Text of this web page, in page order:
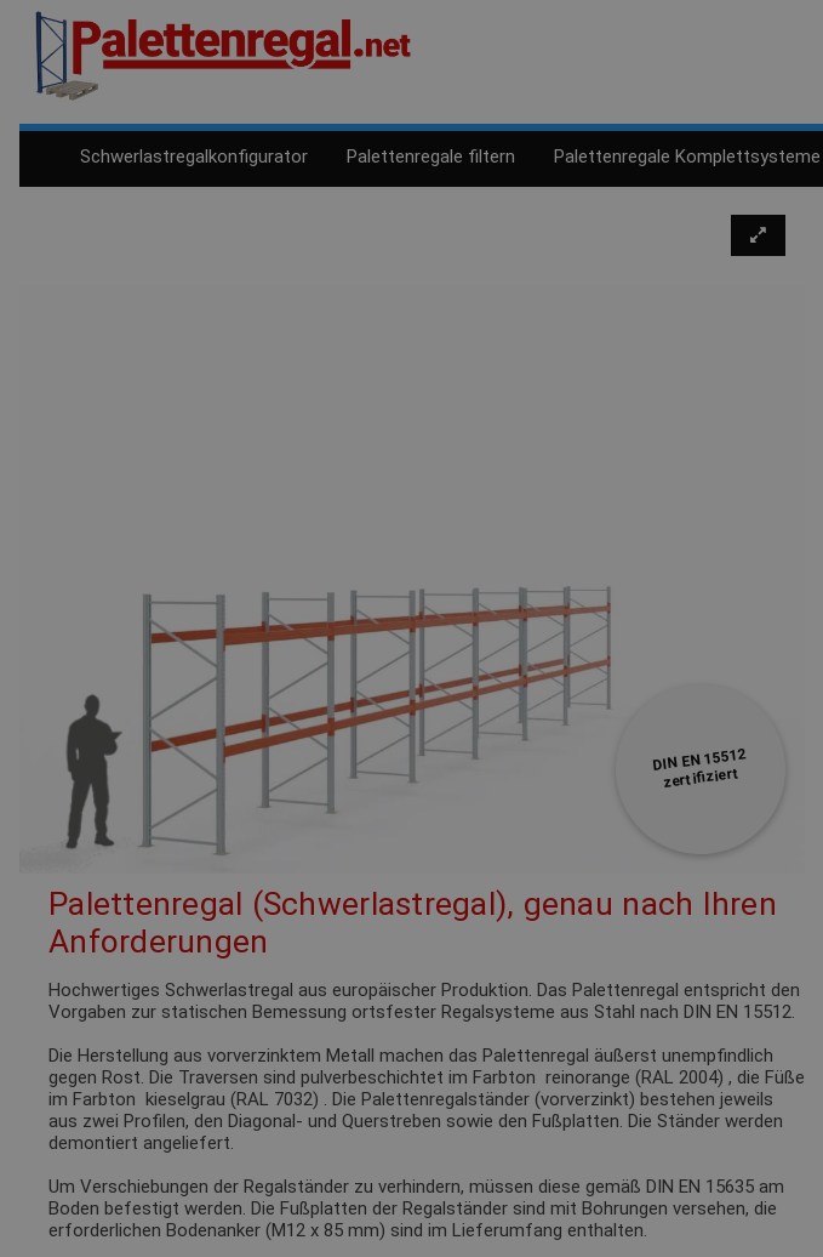
Schwerlastregalkonfigurator Palettenregale filtern Palettenregale Komplettsysteme
DIN EN 15512
zertifiziert
Palettenregal (Schwerlastregal), genau nach Ihren
Anforderungen
Hochwertiges Schwerlastregal aus europäischer Produktion. Das Palettenregal entspricht den
Vorgaben zur statischen Bemessung ortsfester Regalsysteme aus Stahl nach DIN EN 15512.
Die Herstellung aus vorverzinktem Metall machen das Palettenregal äußerst unempfindlich
gegen Rost. Die Traversen sind pulverbeschichtet im Farbton reinorange (RAL 2004) , die Füße
im Farbton kieselgrau (RAL 7032) . Die Palettenregalständer (vorverzinkt) bestehen jeweils
aus zwei Profilen, den Diagonal- und Querstreben sowie den Fußplatten. Die Ständer werden
demontiert angeliefert.
Um Verschiebungen der Regalständer zu verhindern, müssen diese gemäß DIN EN 15635 am
Boden befestigt werden. Die Fußplatten der Regalständer sind mit Bohrungen versehen, die
erforderlichen Bodenanker (M12 x 85 mm) sind im Lieferumfang enthalten.